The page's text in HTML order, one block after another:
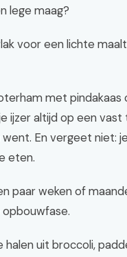
lege maag?
voor een lichte
met pindakaas
ijzer altijd op een
went. En vergeet niet:
eten.
paar weken of
halen uit broccoli,